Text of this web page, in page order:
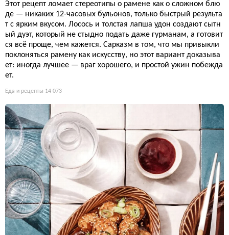
Этот рецепт ломает стереотипы о рамене как о сложном блю
де — никаких 12-часовых бульонов, только быстрый результа
т с ярким вкусом. Лосось и толстая лапша удон создают сытн
ый дуэт, который не стыдно подать даже гурманам, а готовит
ся всё проще, чем кажется. Сарказм в том, что мы привыкли
поклоняться рамену как искусству, но этот вариант доказыва
ет: иногда лучшее — враг хорошего, и простой ужин побежда
ет.
Еда и рецепты 14 073